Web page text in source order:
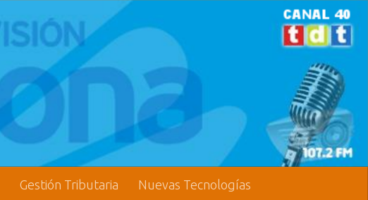
Gestión Tributaria Nuevas Tecnologías